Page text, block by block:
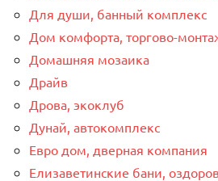
Для души, банный комплекс
Дом комфорта, торгово-
Домашняя мозаика
Драйв
Дрова, экоклуб
Дунай, автокомплекс
Евро дом, дверная компания
Елизаветинские бани,